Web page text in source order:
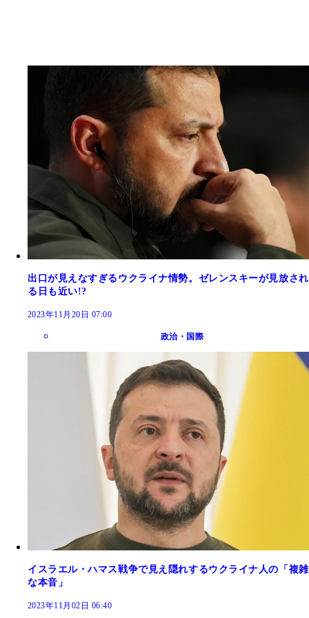
出口が見えなすぎるウクライナ情勢。ゼレンスキーが見放され
る日も近い!?
2023年11月20日 07:00
政治・国際
イスラエル・ハマス戦争で見え隠れするウクライナ人の「複雑
な本音」
2023年11月02日 06:40